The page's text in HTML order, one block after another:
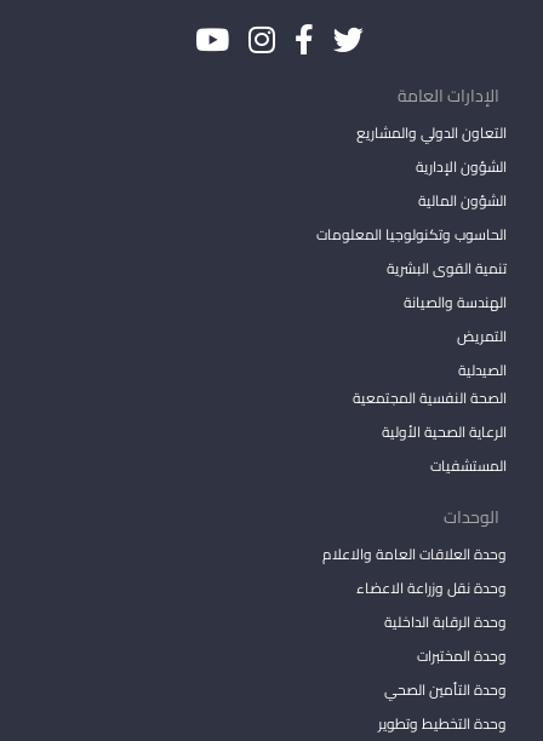
الإدارات العامة
التعاون الدولي والمشاريع
الشؤون الإدارية
الشؤون المالية
الحاسوب وتكنولوجيا المعلومات
تنمية القوى البشرية
الهندسة والصيانة
التمريض
الصيدلية
الصحة النفسية المجتمعية
الرعاية الصحية الأولية
المستشفيات
الوحدات
وحدة العلاقات العامة والاعلام
وحدة نقل وزراعة الاعضاء
وحدة الرقابة الداخلية
وحدة المختبرات
وحدة التأمين الصحي
وحدة التخطيط وتطوير